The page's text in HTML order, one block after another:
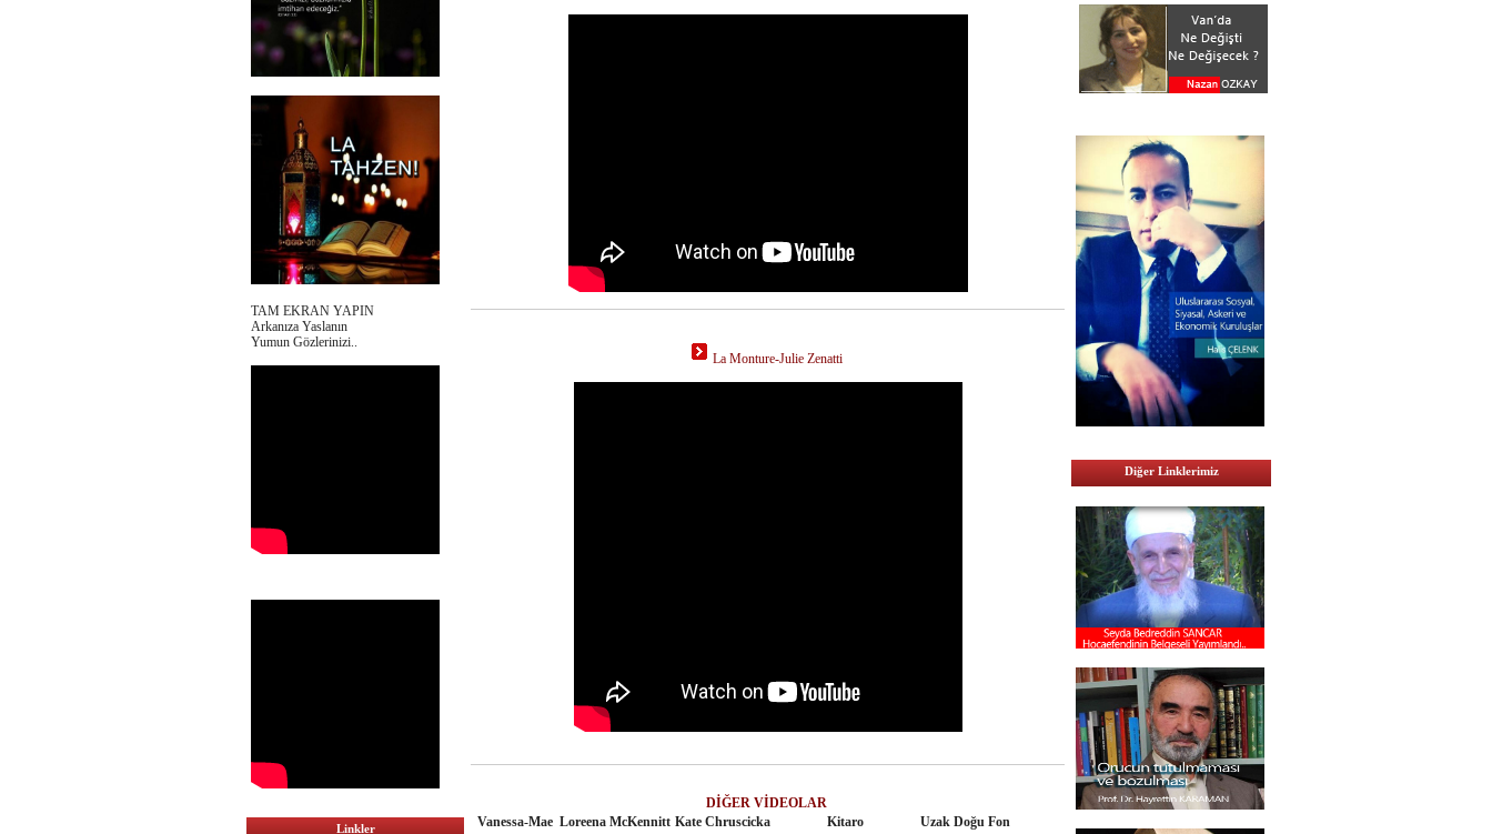
TAM EKRAN YAPIN
Arkanıza Yaslanın
Yumun Gözlerinizi..
Linkler
La Monture-Julie Zenatti
DİĞER VİDEOLAR
Vanessa-Mae Loreena McKennitt Kate Chruscicka Kitaro Uzak Doğu Fon
Diğer Linklerimiz